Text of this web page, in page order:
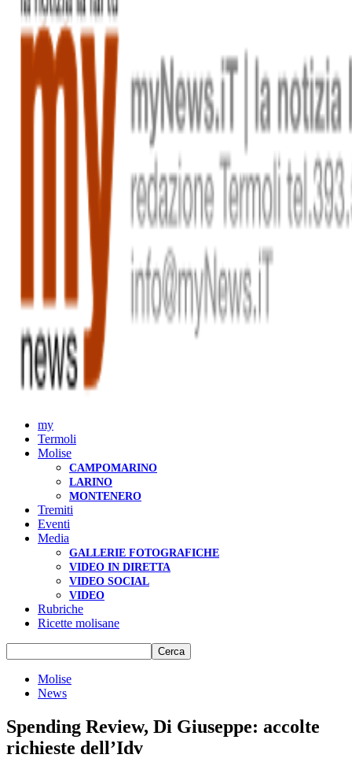
my
Termoli
Molise
CAMPOMARINO
LARINO
MONTENERO
Tremiti
Eventi
Media
GALLERIE FOTOGRAFICHE
VIDEO IN DIRETTA
VIDEO SOCIAL
VIDEO
Rubriche
Ricette molisane
Molise
News
Spending Review, Di Giuseppe: accolte
richieste dell’Idv